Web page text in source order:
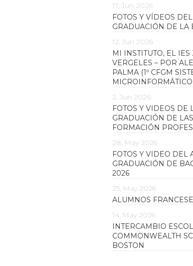
17, Jun 2026
FOTOS Y VÍDEOS
GRADUACIÓN DE LA
12, Jun 2026
MI INSTITUTO, EL
VERGELES – POR
PALMA (1º CFGM
2, Jun 2026
FOTOS Y VIDEOS DE
GRADUACIÓN DE
FORMACIÓN
28, May 2026
FOTOS Y VIDEO DEL
GRADUACIÓN DE
2026
25, May 2026
ALUMNOS
14, May 2026
INTERCAMBIO
COMMONWEALTH
BOSTON